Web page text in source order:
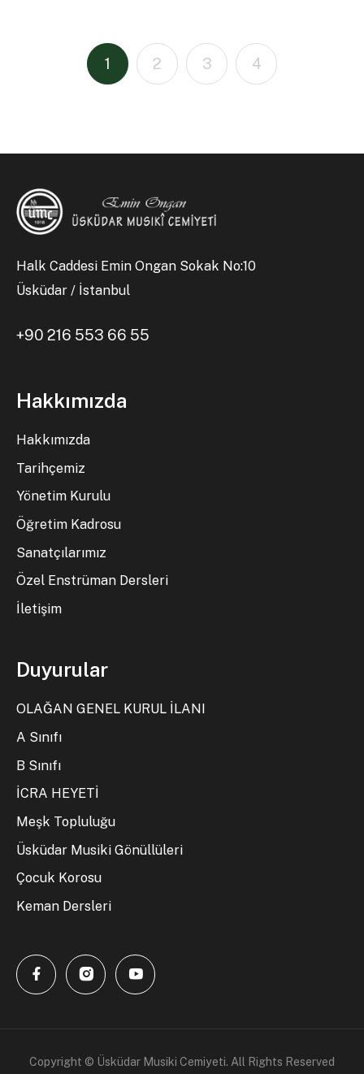
1 2 3 4
Halk Caddesi Emin Ongan Sokak No:10
Üsküdar / İstanbul
+90 216 553 66 55
Hakkımızda
Hakkımızda
Tarihçemiz
Yönetim Kurulu
Öğretim Kadrosu
Sanatçılarımız
Özel Enstrüman Dersleri
İletişim
Duyurular
OLAĞAN GENEL KURUL İLANI
A Sınıfı
B Sınıfı
İCRA HEYETİ
Meşk Topluluğu
Üsküdar Musiki Gönüllüleri
Çocuk Korosu
Keman Dersleri
Copyright © Üsküdar Musiki Cemiyeti. All Rights Reserved